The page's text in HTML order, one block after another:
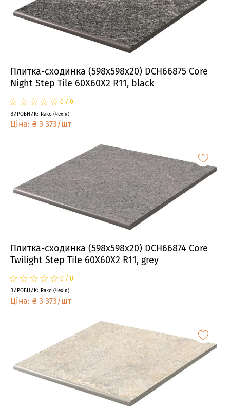
Плитка-сходинка (598x598x20) DCH66875 Core
Night Step Tile 60X60X2 R11, black
☆
★☆
★☆
★☆
★☆
★ 0 / 0
ВИРОБНИК: Rako (Чехія)
Ціна: ₴ 3 373/шт
Плитка-сходинка (598x598x20) DCH66874 Core
Twilight Step Tile 60X60X2 R11, grey
☆
★☆
★☆
★☆
★☆
★ 0 / 0
ВИРОБНИК: Rako (Чехія)
Ціна: ₴ 3 373/шт